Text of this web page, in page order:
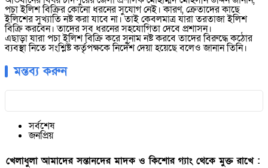
পচা ইলিশ বিক্রির কোনো ধরনের সুযোগ নেই। কারণ, ক্রেতাদের কাছে
ইলিশের সুখ্যাতি নষ্ট করা যাবে না। তাই কেবলমাত্র যারা তরতাজা ইলিশ
বিক্রি করবেন। তাদের সব ধরনের সহযোগিতা দেবে প্রশাসন।
এছাড়া যারা পচা ইলিশ বিক্রি করে সুনাম নষ্ট করবে তাদের বিরুদ্ধে কঠোর
ব্যবস্থা নিতে সংশ্লিষ্ট কর্তৃপক্ষকে নির্দেশ দেয়া হয়েছে বলেও জানান তিনি।
মন্তব্য করুন
সর্বশেষ
জনপ্রিয়
খেলাধুলা আমাদের সন্তানদের মাদক ও কিশোর গ্যাং থেকে মুক্ত রাখে :